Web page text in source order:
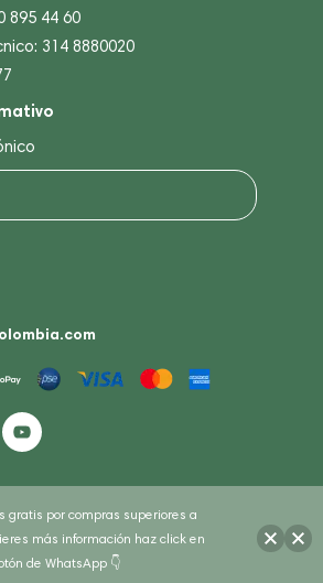
895 44 60
314 8880020
gratis por compras superiores a
más información haz click en
de WhatsApp 👇